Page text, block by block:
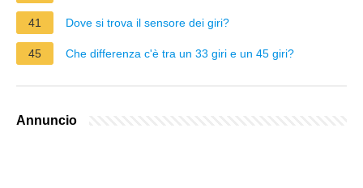
41 Dove si trova il sensore dei giri?
45 Che differenza c'è tra un 33 giri e un 45 giri?
Annuncio